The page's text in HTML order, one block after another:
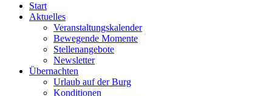
Start
Aktuelles
Veranstaltungskalender
Bewegende Momente
Stellenangebote
Newsletter
Übernachten
Urlaub auf der Burg
Konditionen